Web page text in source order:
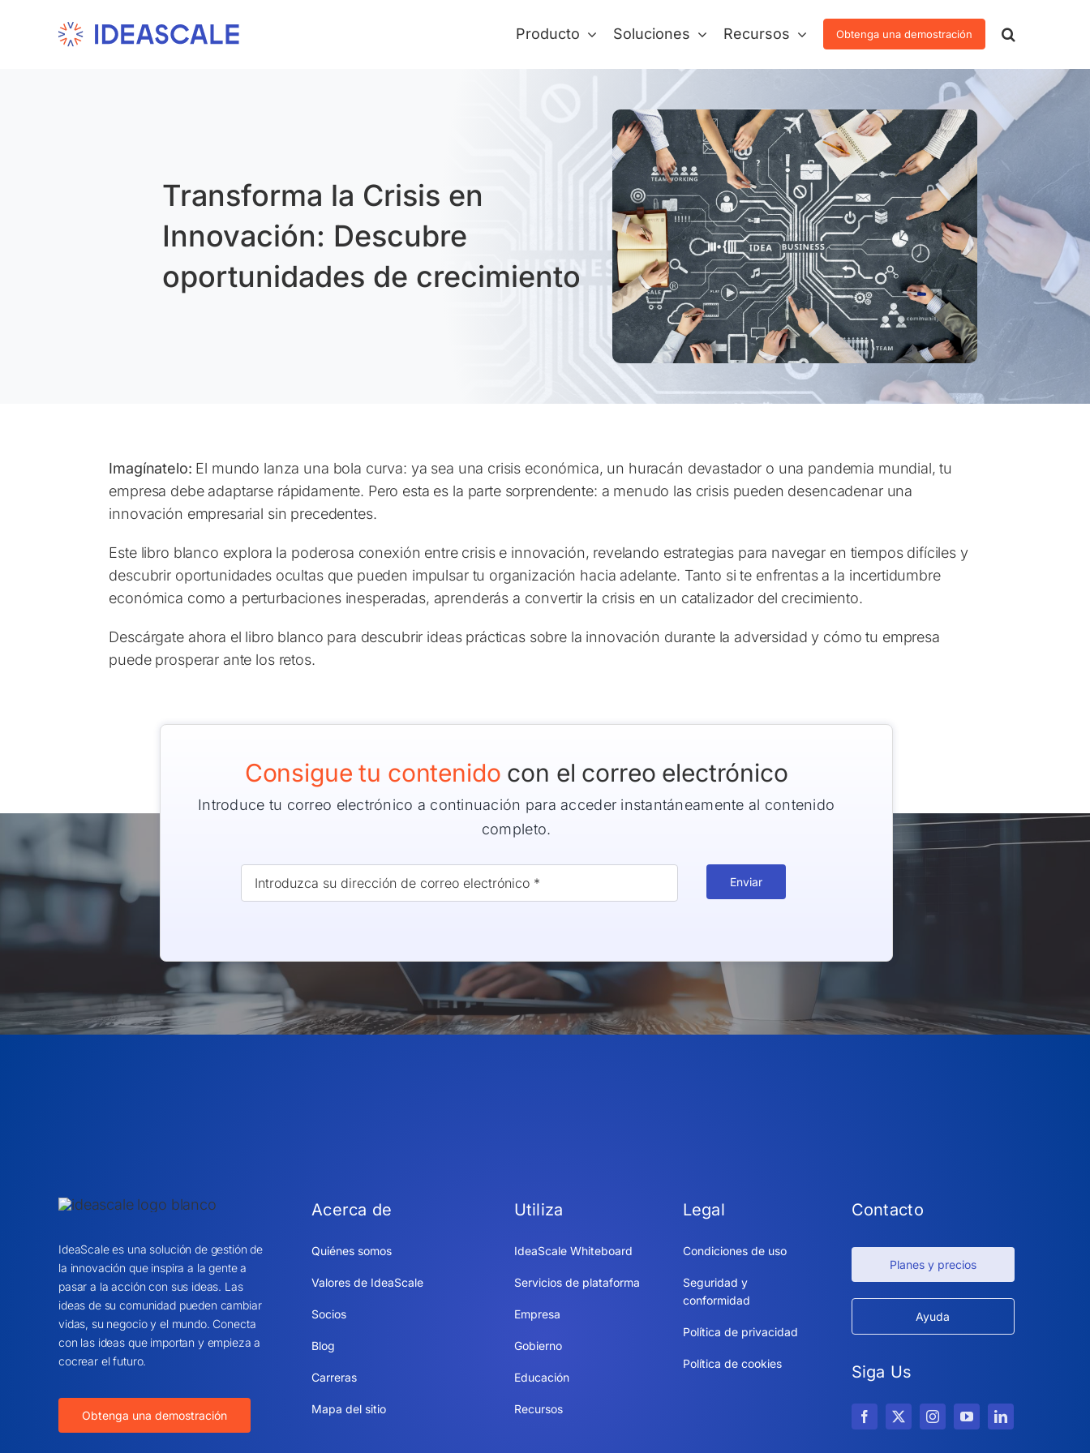
Producto Soluciones Recursos Obtenga una demostración
Transforma la Crisis en
Innovación: Descubre
oportunidades de crecimiento
Imagínatelo: El mundo lanza una bola curva: ya sea una crisis económica, un huracán devastador o una pandemia mundial, tu
empresa debe adaptarse rápidamente. Pero esta es la parte sorprendente: a menudo las crisis pueden desencadenar una
innovación empresarial sin precedentes.
Este libro blanco explora la poderosa conexión entre crisis e innovación, revelando estrategias para navegar en tiempos difíciles y
descubrir oportunidades ocultas que pueden impulsar tu organización hacia adelante. Tanto si te enfrentas a la incertidumbre
económica como a perturbaciones inesperadas, aprenderás a convertir la crisis en un catalizador del crecimiento.
Descárgate ahora el libro blanco para descubrir ideas prácticas sobre la innovación durante la adversidad y cómo tu empresa
puede prosperar ante los retos.
Consigue tu contenido con el correo electrónico
Introduce tu correo electrónico a continuación para acceder instantáneamente al contenido
completo.
Enviar
IdeaScale es una solución de gestión de
la innovación que inspira a la gente a
pasar a la acción con sus ideas. Las
ideas de su comunidad pueden cambiar
vidas, su negocio y el mundo. Conecta
con las ideas que importan y empieza a
cocrear el futuro.
Obtenga una demostración
Acerca de
Quiénes somos
Valores de IdeaScale
Socios
Blog
Carreras
Mapa del sitio
Utiliza
IdeaScale Whiteboard
Servicios de plataforma
Empresa
Gobierno
Educación
Recursos
Legal
Condiciones de uso
Seguridad y
conformidad
Política de privacidad
Política de cookies
Contacto
Planes y precios
Ayuda
Siga Us